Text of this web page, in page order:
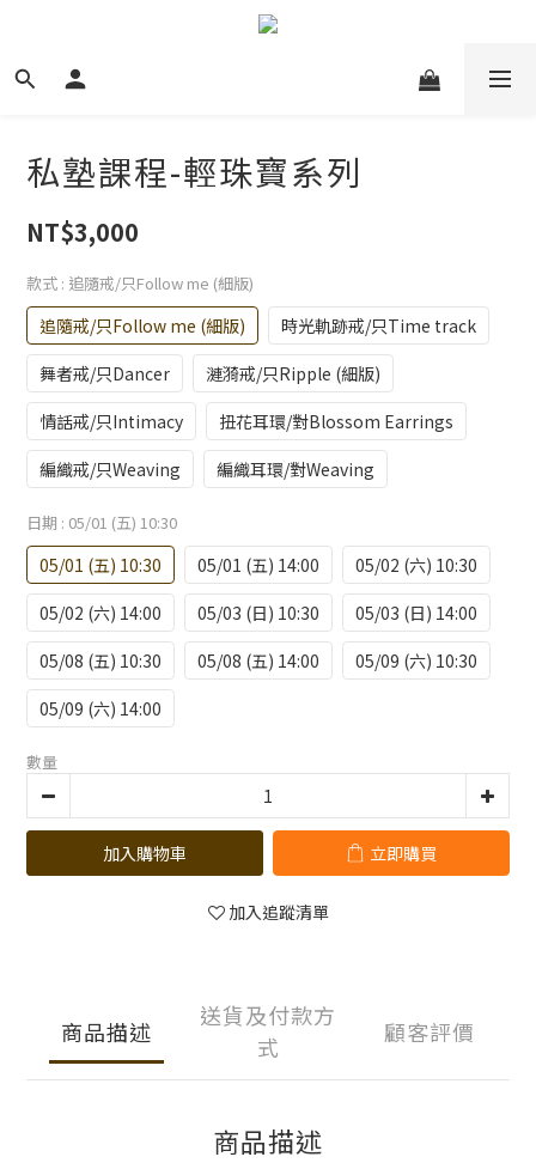
私塾課程-輕珠寶系列
NT$3,000
款式 : 追隨戒/只Follow me (細版)
追隨戒/只Follow me (細版)
時光軌跡戒/只Time track
舞者戒/只Dancer
漣漪戒/只Ripple (細版)
情話戒/只Intimacy
扭花耳環/對Blossom Earrings
編織戒/只Weaving
編織耳環/對Weaving
日期 : 05/01 (五) 10:30
05/01 (五) 10:30 05/01 (五) 14:00
05/02 (六) 10:30
05/02 (六) 14:00
05/03 (日) 10:30
05/03 (日) 14:00
05/08 (五) 10:30
05/08 (五) 14:00
05/09 (六) 10:30
05/09 (六) 14:00
數量
加入購物車 立即購買
加入追蹤清單
商品描述
送貨及付款方
式
顧客評價
商品描述